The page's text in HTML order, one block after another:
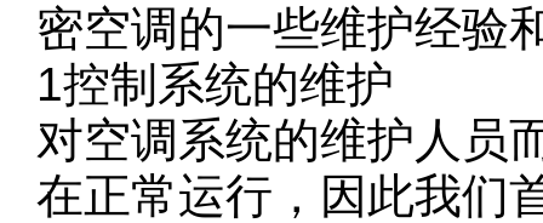
密空调的一些维护经验
1控制系统的维护
对空调系统的维护人员
在正常运行，因此我们